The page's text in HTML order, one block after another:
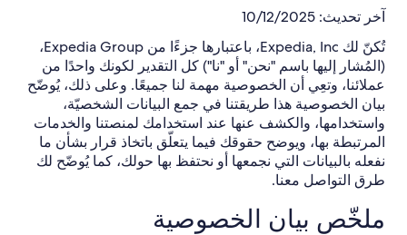
آخر تحديث: 10/12/2025
تُكنّ لك Expedia, Inc، باعتبارها جزءًا من Expedia Group،
(المُشار إليها باسم "نحن" أو "نا") كل التقدير لكونك واحدًا من
عملائنا، وتعِي أن الخصوصية مهمة لنا جميعًا. وعلى ذلك، يُوضّح
بيان الخصوصية هذا طريقتنا في جمع البيانات الشخصيّة،
واستخدامها، والكشف عنها عند استخدامك لمنصتنا والخدمات
المرتبطة بها، ويوضح حقوقك فيما يتعلّق باتخاذ قرار بشأن ما
نفعله بالبيانات التي نجمعها أو نحتفظ بها حولك، كما يُوضّح لك
طرق التواصل معنا.
ملخّص بيان الخصوصية